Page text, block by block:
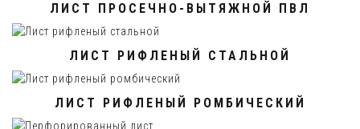
ЛИСТ ПРОСЕЧНО-ВЫТЯЖНОЙ ПВЛ
ЛИСТ РИФЛЕНЫЙ СТАЛЬНОЙ
ЛИСТ РИФЛЕНЫЙ РОМБИЧЕСКИЙ